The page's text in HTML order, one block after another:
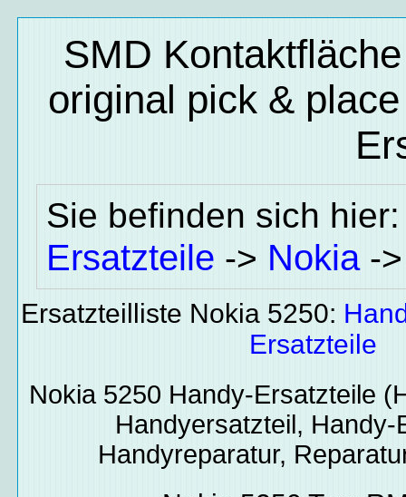
SMD
original pick &
Sie befinden sich
Ersatzteile -> Nokia-
Ersatzteilliste Nokia 5250:
Ersatzteile
Nokia 5250 Handy-Ersatzteile
Handyersatzteil, Handy-
Handyreparatur,